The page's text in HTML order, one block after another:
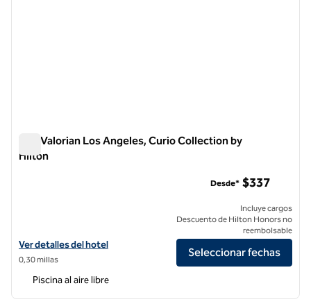
The Valorian Los Angeles, Curio Collection by
Hilton
Ver detalles del hotel The Valorian Los Angeles, Curio Collection by
Ver detalles del hotel
0,30 millas
Desde* $337
Incluye cargos
Descuento de Hilton Honors no
reembolsable
Seleccionar fechas
Piscina al aire libre